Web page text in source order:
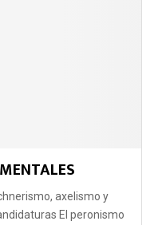
axelismo y
El peronismo